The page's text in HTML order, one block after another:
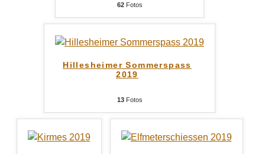
62Fotos
Hillesheimer Sommerspass
2019
13Fotos